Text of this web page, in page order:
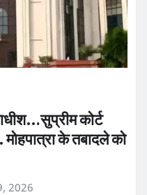
कोर्ट
के तबादले को
2026